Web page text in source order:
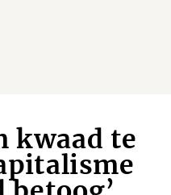
kwaad te